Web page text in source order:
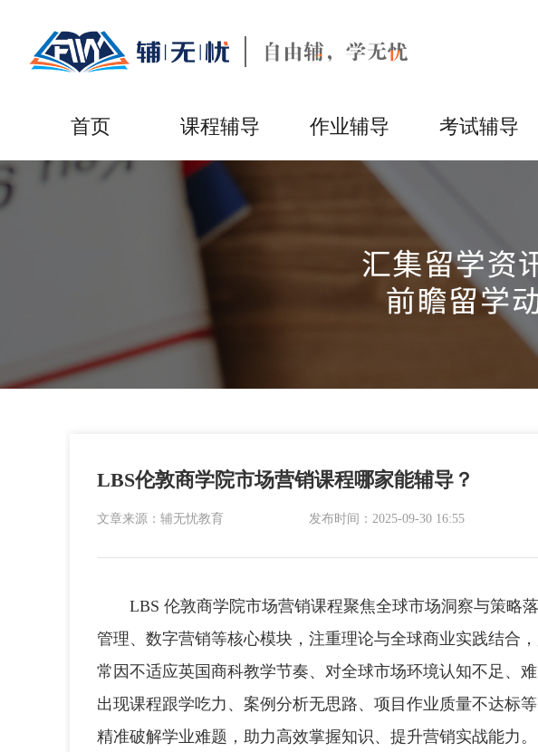
首页 课程辅导 作业辅导 考试辅导
LBS伦敦商学院市场营销课程哪家能辅导？
文章来源：辅无忧教育 发布时间：2025-09-30 16:55
LBS 伦敦商学院市场营销课程聚焦全球市场洞察与策略
管理、数字营销等核心模块，注重理论与全球商业实践结合
常因不适应英国商科教学节奏、对全球市场环境认知不足、
出现课程跟学吃力、案例分析无思路、项目作业质量不达标
精准破解学业难题，助力高效掌握知识、提升营销实战能力。